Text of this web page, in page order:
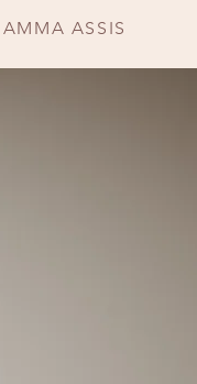
AMMA ASSIS